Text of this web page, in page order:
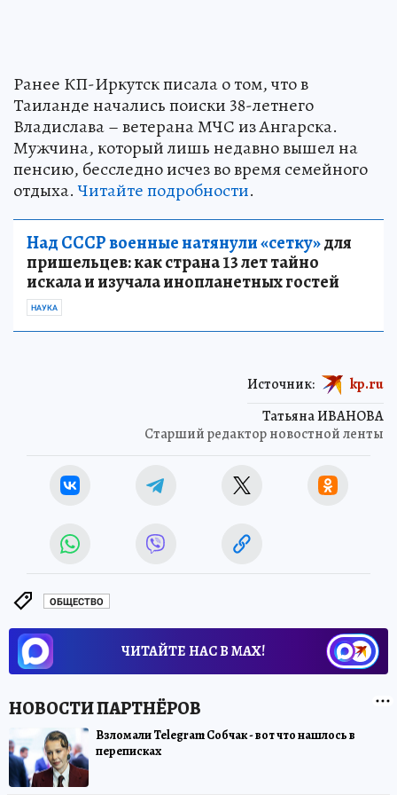
Ранее КП-Иркутск писала о том, что в
Таиланде начались поиски 38-летнего
Владислава – ветерана МЧС из Ангарска.
Мужчина, который лишь недавно вышел на
пенсию, бесследно исчез во время семейного
отдыха.Читайте подробности.
Над СССР военные натянули «сетку»для
пришельцев: как страна 13 лет тайно
искала и изучала инопланетных гостей
НАУКА
Татьяна ИВАНОВА
Старший редактор новостной ленты
Источник: kp.ru
ОБЩЕСТВО
ЧИТАЙТЕ НАС В МАХ!
Взломали Telegram Собчак - вот что нашлось в
переписках